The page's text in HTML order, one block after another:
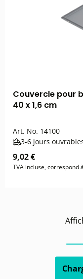
Couvercle pour
40 x 1,6 cm
Art. No. 14100
3-6 jours
9,02 €
TVA incluse, correspond